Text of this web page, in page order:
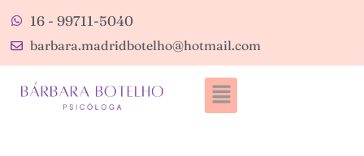
16 - 99711-5040
barbara.madridbotelho@hotmail.com